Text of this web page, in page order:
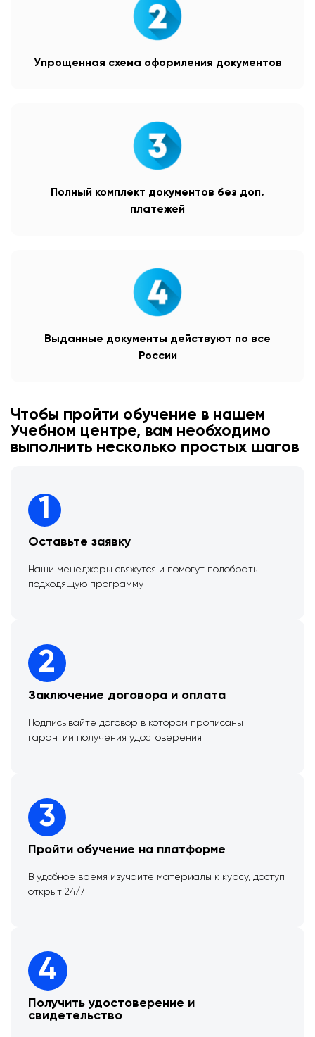
Упрощенная схема оформления документов
Полный комплект документов без доп.
платежей
Выданные документы действуют по все
России
Чтобы пройти обучение в нашем
Учебном центре, вам необходимо
выполнить несколько простых шагов
1
Оставьте заявку
Наши менеджеры свяжутся и помогут подобрать
подходящую программу
2
Заключение договора и оплата
Подписывайте договор в котором прописаны
гарантии получения удостоверения
3
Пройти обучение на платформе
В удобное время изучайте материалы к курсу, доступ
открыт 24/7
4
Получить удостоверение и
свидетельство